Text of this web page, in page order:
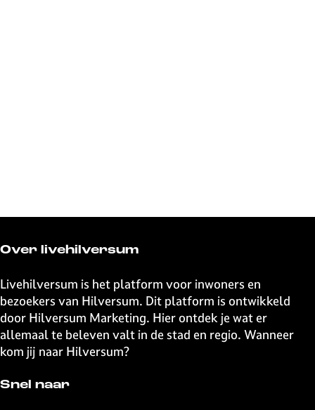
Over livehilversum
Livehilversum is het platform voor inwoners en
bezoekers van Hilversum. Dit platform is ontwikkeld
door Hilversum Marketing. Hier ontdek je wat er
allemaal te beleven valt in de stad en regio. Wanneer
kom jij naar Hilversum?
Snel naar